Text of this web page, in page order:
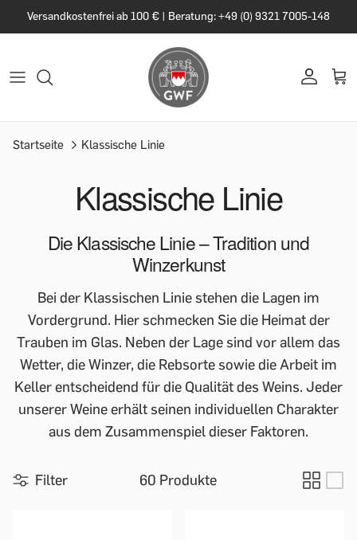
Versandkostenfrei ab 100 € | Beratung: +49 (0) 9321 7005-148
Startseite Klassische Linie
Klassische Linie
Die Klassische Linie – Tradition und
Winzerkunst
Bei der Klassischen Linie stehen die Lagen im
Vordergrund. Hier schmecken Sie die Heimat der
Trauben im Glas. Neben der Lage sind vor allem das
Wetter, die Winzer, die Rebsorte sowie die Arbeit im
Keller entscheidend für die Qualität des Weins. Jeder
unserer Weine erhält seinen individuellen Charakter
aus dem Zusammenspiel dieser Faktoren.
Filter 60 Produkte